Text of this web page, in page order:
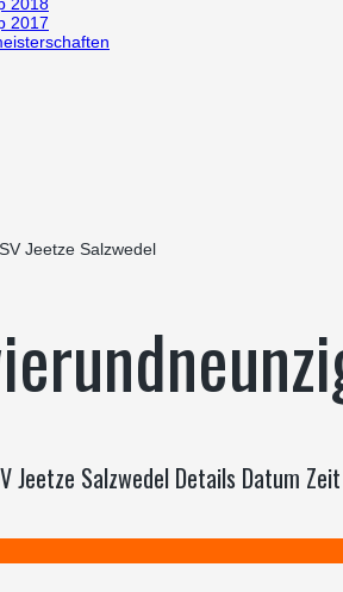
2017
Jeetze Salzwedel
Jeetze Salzwedel Details Datum